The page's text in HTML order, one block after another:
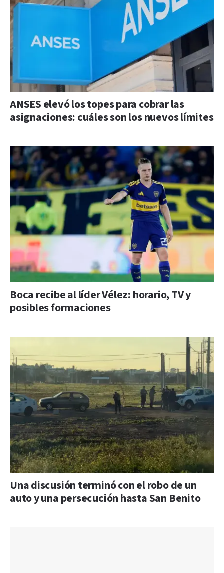
ANSES elevó los topes para cobrar las
asignaciones: cuáles son los nuevos límites
Boca recibe al líder Vélez: horario, TV y
posibles formaciones
Una discusión terminó con el robo de un
auto y una persecución hasta San Benito